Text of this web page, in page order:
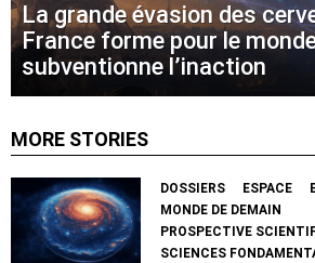
La grande évasion des
France forme pour le
subventionne l’inaction
MORE STORIES
DOSSIERS ESPACE
MONDE DE DEMAIN
PROSPECTIVE
SCIENCES